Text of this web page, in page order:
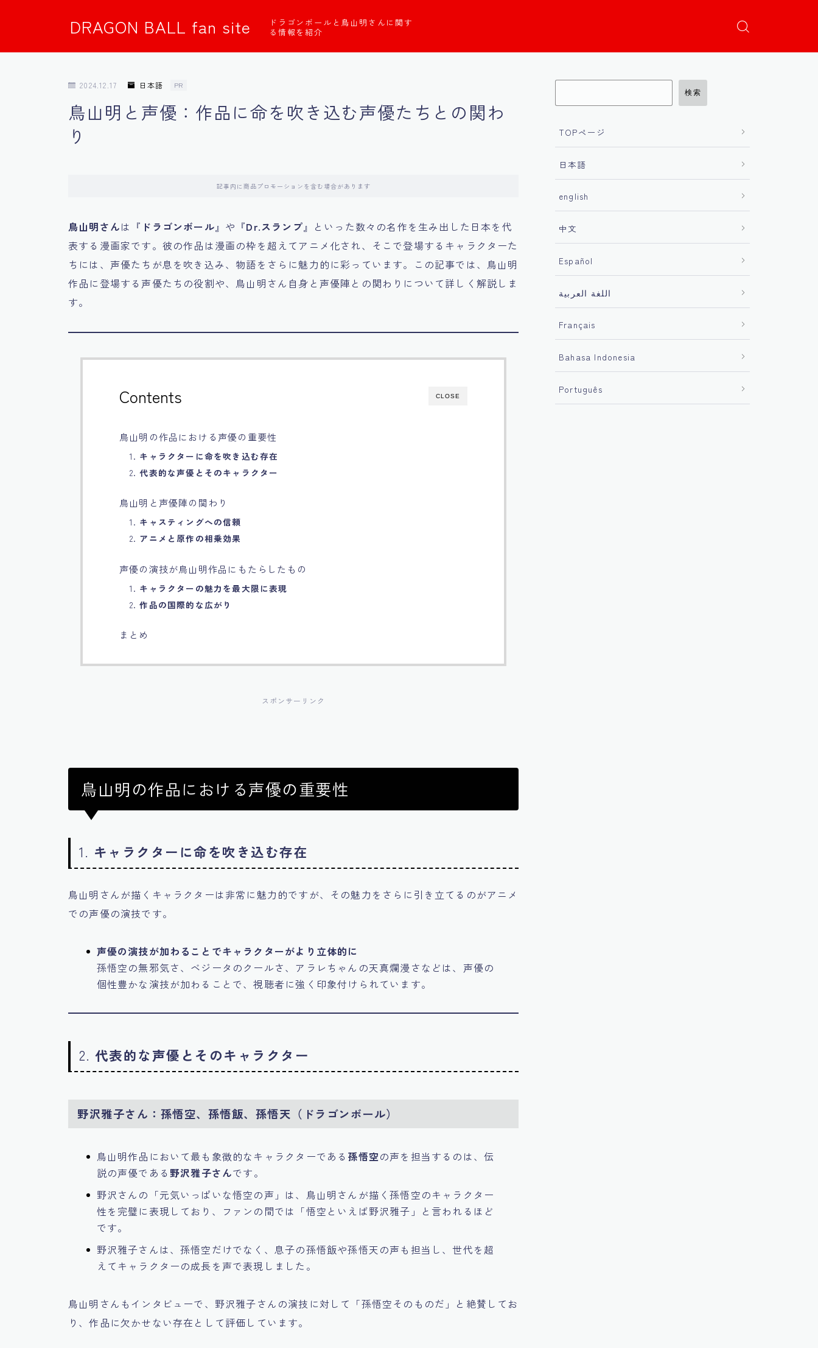
DRAGON BALL fan site
ドラゴンボールと鳥山明さんに関す
る情報を紹介
2024.12.17 日本語 PR
鳥山明と声優：作品に命を吹き込む声優たちとの関わ
り
記事内に商品プロモーションを含む場合があります
鳥山明さんは『 ドラゴンボール』や『Dr.スランプ』といった数々の名作を生み出した日本を代
表する漫画家です。彼の作品は漫画の枠を超えてアニメ化され、そこで登場するキャラクターた
ちには、声優たちが息を吹き込み、物語をさらに魅力的に彩っています。この記事では、鳥山明
作品に登場する声優たちの役割や、鳥山明さん自身と声優陣との関わりについて詳しく解説しま
す。
CLOSE
Contents
鳥山明の作品における声優の重要性
1. キャラクターに命を吹き込む存在
2.代表的な声優とそのキャラクター
鳥山明と声優陣の関わり
1. キャスティングへの信頼
2. アニメと原作の相乗効果
声優の演技が鳥山明作品にもたらしたもの
1. キャラクターの魅力を最大限に表現
2.作品の国際的な広がり
まとめ
スポンサーリンク
鳥山明の作品における声優の重要性
1. キャラクターに命を吹き込む存在
鳥山明さんが描くキャラクターは非常に魅力的ですが、その魅力をさらに引き立てるのがアニメ
での声優の演技です。
声優の演技が加わることでキャラクターがより立体的に
孫悟空の無邪気さ、ベジータのクールさ、アラレちゃんの天真爛漫さなどは、声優の
個性豊かな演技が加わることで、視聴者に強く印象付けられています。
2. 代表的な声優とそのキャラクター
野沢雅子さん：孫悟空、孫悟飯、孫悟天（ドラゴンボール）
鳥山明作品において最も象徴的なキャラクターである 孫悟空の声を担当するのは、伝
説の声優である野沢雅子さんです。
野沢さんの「元気いっぱいな悟空の声」は、鳥山明さんが描く孫悟空のキャラクター
性を完璧に表現しており、ファンの間では「悟空といえば野沢雅子」と言われるほど
です。
野沢雅子さんは、孫悟空だけでなく、息子の孫悟飯や孫悟天の声も担当し、世代を超
えてキャラクターの成長を声で表現しました。
鳥山明さんもインタビューで、野沢雅子さんの演技に対して「孫悟空そのものだ」と絶賛してお
り、作品に欠かせない存在として評価しています。
検索
TOPページ
日本語
english
中文
Español
اللغة العربية
Français
Bahasa Indonesia
Português